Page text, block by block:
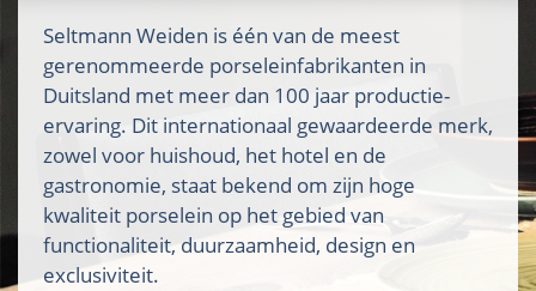
Seltmann Weiden is één van de meest
gerenommeerde porseleinfabrikanten in
Duitsland met meer dan 100 jaar productie-
ervaring. Dit internationaal gewaardeerde merk,
zowel voor huishoud, het hotel en de
gastronomie, staat bekend om zijn hoge
kwaliteit porselein op het gebied van
functionaliteit, duurzaamheid, design en
exclusiviteit.